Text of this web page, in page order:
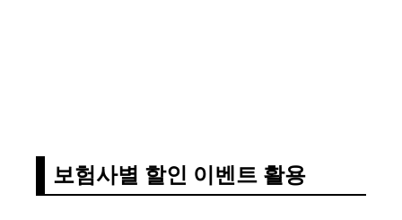
보험사별 할인 이벤트 활용